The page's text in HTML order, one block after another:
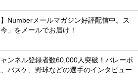
】Numberメールマガジン好評配信中。ス
」をメールでお届け！
ンネル登録者数60,000人突破！バレーボ
バスケ、野球などの選手のインタビュー